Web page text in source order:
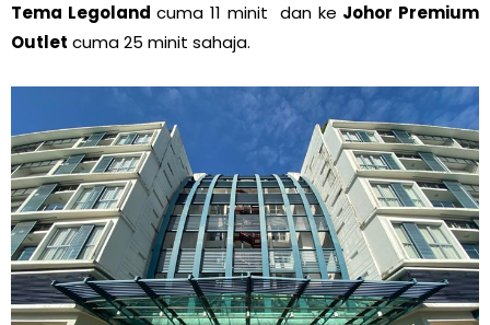
Tema Legoland cuma 11 minit dan ke Johor Premium
Outlet cuma 25 minit sahaja.